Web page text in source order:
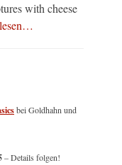
with cheese
bei Goldhahn und
– Details folgen!